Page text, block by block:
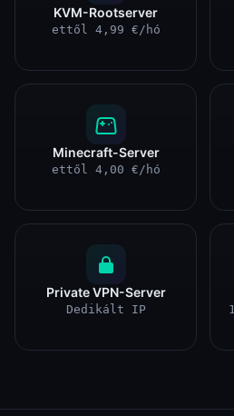
KVM-Rootserver
ettől 4,99 €/hó
Minecraft-Server
ettől 4,00 €/hó
Private VPN-Server
Dedikált IP